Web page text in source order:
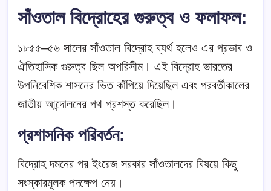
সাঁওতাল বিদ্রোহের গুরুত্ব ও ফলাফল:
১৮৫৫–৫৬ সালের সাঁওতাল বিদ্রোহ ব্যর্থ হলেও এর প্রভাব ও
ঐতিহাসিক গুরুত্ব ছিল অপরিসীম। এই বিদ্রোহ ভারতের
উপনিবেশিক শাসনের ভিত কাঁপিয়ে দিয়েছিল এবং পরবর্তীকালের
জাতীয় আন্দোলনের পথ প্রশস্ত করেছিল।
প্রশাসনিক পরিবর্তন:
বিদ্রোহ দমনের পর ইংরেজ সরকার সাঁওতালদের বিষয়ে কিছু
সংস্কারমূলক পদক্ষেপ নেয়।